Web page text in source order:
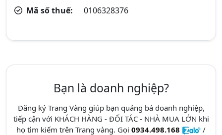
Mã số thuế:
0106328376
Bạn là doanh nghiệp?
Đăng ký Trang Vàng giúp bạn quảng bá doanh nghiệp,
tiếp cận với KHÁCH HÀNG - ĐỐI TÁC - NHÀ MUA LỚN khi
họ tìm kiếm trên Trang vàng. Gọi 0934.498.168
/